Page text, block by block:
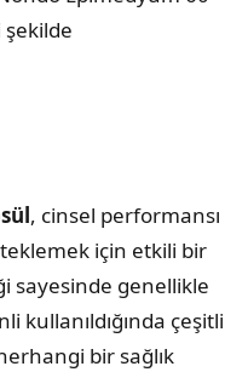
, cinsel performansı
için etkili bir
sayesinde genellikle
kullanıldığında çeşitli
bir sağlık